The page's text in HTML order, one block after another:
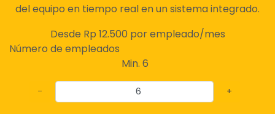
del equipo en tiempo real en un sistema integrado.
Desde Rp 12.500 por empleado/mes
Número de empleados
Min. 6
- +